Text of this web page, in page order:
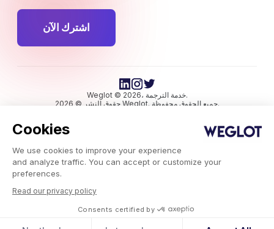
Cookies
We use cookies to improve your experience
and analyze traffic. You can accept or customize your
preferences.
Read our privacy policy
Consents certified by
اشترك الآن
Weglot © 2026، خدمة الترجمة.
حقوق النشر © 2026 Weglot. جميع الحقوق محفوظة.
مدونة
-